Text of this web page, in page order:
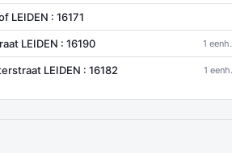
LEIDEN : 16171
LEIDEN : 16190 1 eenh.
LEIDEN : 16182 1 eenh.